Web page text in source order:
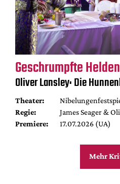
Geschrumpfte Helden
Oliver Lansley: Die
Theater:
Regie:
James Seager &
Premiere:
17.07.2026 (UA)
Mehr